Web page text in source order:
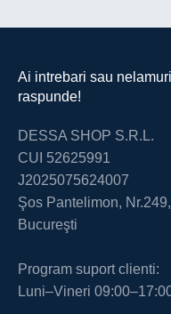
Ai intrebari sau
raspunde!
DESSA SHOP S.R.L.
CUI 52625991
J2025075624007
Şos Pantelimon,
Bucureşti
Program suport clienti:
Luni–Vineri